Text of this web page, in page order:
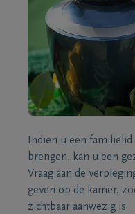
Indien u een
brengen, kan u een
Vraag aan de
geven op de kamer,
zichtbaar aanwezig is.